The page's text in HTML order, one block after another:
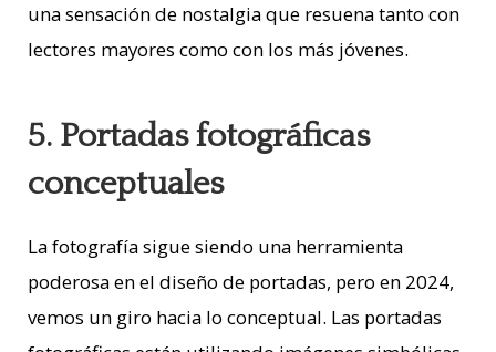
una sensación de nostalgia que resuena tanto con
lectores mayores como con los más jóvenes.
5. Portadas fotográficas
conceptuales
La fotografía sigue siendo una herramienta
poderosa en el diseño de portadas, pero en 2024,
vemos un giro hacia lo conceptual. Las portadas